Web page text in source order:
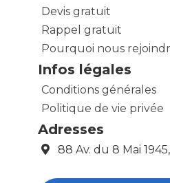
Devis gratuit
Rappel gratuit
Pourquoi nous
Infos légales
Conditions générales
Politique de vie privée
Adresses
88 Av. du 8 Mai